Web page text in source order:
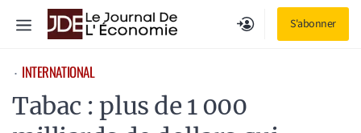
S'abonner
Menu
⋅ INTERNATIONAL
Tabac : plus de 1 000